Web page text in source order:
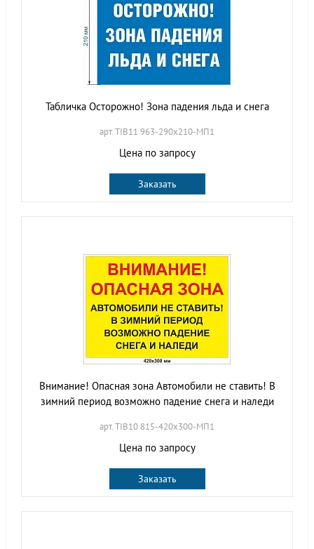
Табличка Осторожно! Зона падения льда и снега
арт. TIB11 963-290х210-МП1
Цена по запросу
Заказать
Внимание! Опасная зона Автомобили не ставить! В
зимний период возможно падение снега и наледи
арт. TIB10 815-420х300-МП1
Цена по запросу
Заказать